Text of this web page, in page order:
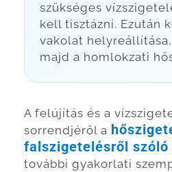
szükséges
kell tisztázni. Ezután
vakolat
majd a homlokzati
A felújítás és a
sorrendjéről a
falszigetelésről
további gyakorlati